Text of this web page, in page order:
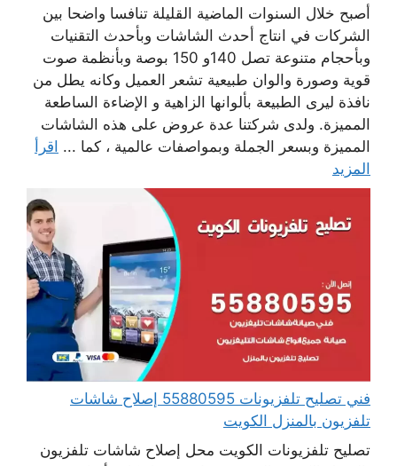
أصبح خلال السنوات الماضية القليلة تنافسا واضحا بين
الشركات في انتاج أحدث الشاشات وبأحدث التقنيات
وبأحجام متنوعة تصل 140و 150 بوصة وبأنظمة صوت
قوية وصورة والوان طبيعية تشعر العميل وكانه يطل من
نافذة ليرى الطبيعة بألوانها الزاهية و الإضاءة الساطعة
المميزة. ولدى شركتنا عدة عروض على هذه الشاشات
المميزة وبسعر الجملة وبمواصفات عالمية ، كما ... اقرأ
المزيد
فني تصليح تلفزيونات 55880595 إصلاح شاشات
تلفزيون بالمنزل الكويت
تصليح تلفزيونات الكويت محل إصلاح شاشات تلفزيون